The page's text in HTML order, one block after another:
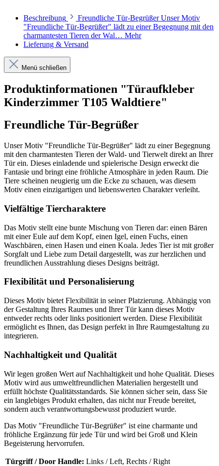
Beschreibung
Freundliche Tür-Begrüßer Unser Motiv
"Freundliche Tür-Begrüßer" lädt zu einer Begegnung mit den
charmantesten Tieren der Wal… Mehr
Lieferung & Versand
Menü schließen
Produktinformationen "Türaufkleber
Kinderzimmer T105 Waldtiere"
Freundliche Tür-Begrüßer
Unser Motiv "Freundliche Tür-Begrüßer" lädt zu einer Begegnung
mit den charmantesten Tieren der Wald- und Tierwelt direkt an Ihrer
Tür ein. Dieses einladende und spielerische Design erweckt die
Fantasie und bringt eine fröhliche Atmosphäre in jeden Raum. Die
Tiere scheinen neugierig um die Ecke zu schauen, was diesem
Motiv einen einzigartigen und liebenswerten Charakter verleiht.
Vielfältige Tiercharaktere
Das Motiv stellt eine bunte Mischung von Tieren dar: einen Bären
mit einer Eule auf dem Kopf, einen Igel, einen Fuchs, einen
Waschbären, einen Hasen und einen Koala. Jedes Tier ist mit großer
Sorgfalt und Liebe zum Detail dargestellt, was zur herzlichen und
freundlichen Ausstrahlung dieses Designs beiträgt.
Flexibilität und Personalisierung
Dieses Motiv bietet Flexibilität in seiner Platzierung. Abhängig von
der Gestaltung Ihres Raumes und Ihrer Tür kann dieses Motiv
entweder rechts oder links positioniert werden. Diese Flexibilität
ermöglicht es Ihnen, das Design perfekt in Ihre Raumgestaltung zu
integrieren.
Nachhaltigkeit und Qualität
Wir legen großen Wert auf Nachhaltigkeit und hohe Qualität. Dieses
Motiv wird aus umweltfreundlichen Materialien hergestellt und
erfüllt höchste Qualitätsstandards. Sie können sicher sein, dass Sie
ein langlebiges Produkt erhalten, das nicht nur Freude bereitet,
sondern auch verantwortungsbewusst produziert wurde.
Das Motiv "Freundliche Tür-Begrüßer" ist eine charmante und
fröhliche Ergänzung für jede Tür und wird bei Groß und Klein
Begeisterung hervorrufen.
Türgriff / Door Handle: Links / Left, Rechts / Right